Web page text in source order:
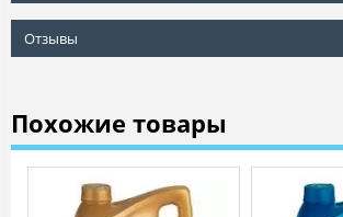
Отзывы
Похожие товары